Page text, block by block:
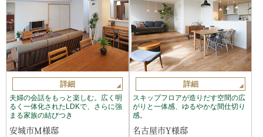
詳細
夫婦の会話をもっと楽しむ。広く明
るく一体化されたLDKで、さらに強
まる家族の結びつき
安城市M様邸
詳細
スキップフロアが造りだす空間の広
がりと一体感、ゆるやかな間仕切り
感。
名古屋市Y様邸